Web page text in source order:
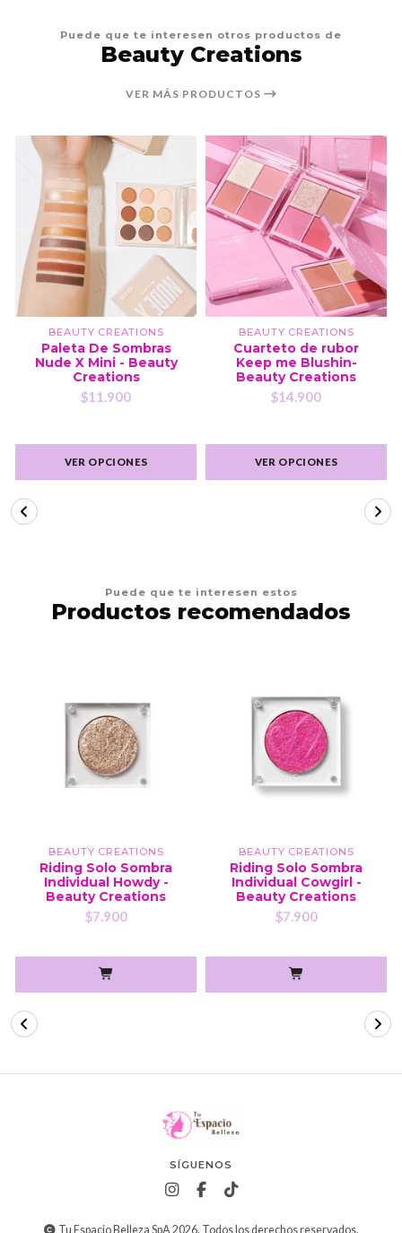
Puede que te interesen otros productos de
Beauty Creations
VER MÁS PRODUCTOS
BEAUTY CREATIONS
Paleta De Sombras
Nude X Mini - Beauty
Creations
$11.900
VER OPCIONES
BEAUTY CREATIONS
Cuarteto de rubor
Keep me Blushin-
Beauty Creations
$14.900
VER OPCIONES
Puede que te interesen estos
Productos recomendados
BEAUTY CREATIONS
Riding Solo Sombra
Individual Howdy -
Beauty Creations
$7.900
BEAUTY CREATIONS
Riding Solo Sombra
Individual Cowgirl -
Beauty Creations
$7.900
SÍGUENOS
Tu Espacio Belleza SpA 2026. Todos los derechos reservados.